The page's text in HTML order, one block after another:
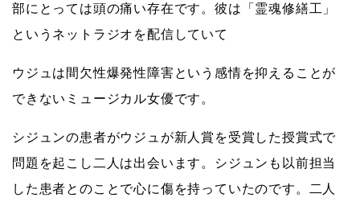
部にとっては頭の痛い存在です。彼は「霊魂修繕工」
というネットラジオを配信していて
ウジュは間欠性爆発性障害という感情を抑えることが
できないミュージカル女優です。
シジュンの患者がウジュが新人賞を受賞した授賞式で
問題を起こし二人は出会います。シジュンも以前担当
した患者とのことで心に傷を持っていたのです。二人